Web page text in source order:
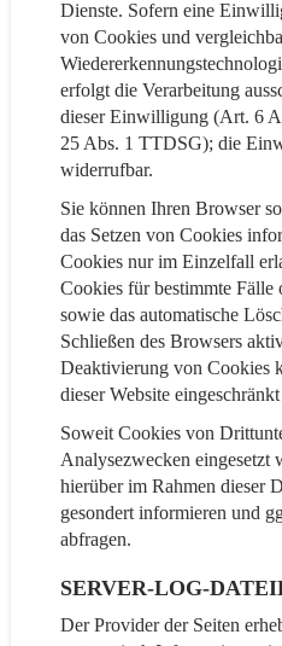
Dienste. Sofern eine
von Cookies und
erfolgt die Verarbeitung
dieser Einwilligung (Art. 6
25 Abs. 1 TTDSG); die
widerrufbar.
Sie können Ihren Browser
das Setzen von Cookies
Cookies nur im Einzelfall
Cookies für bestimmte Fälle
sowie das automatische
Schließen des Browsers
Deaktivierung von Cookies
dieser Website
Soweit Cookies von
Analysezwecken eingesetzt
hierüber im Rahmen dieser
gesondert informieren und
abfragen.
SERVER-LOG-
Der Provider der Seiten